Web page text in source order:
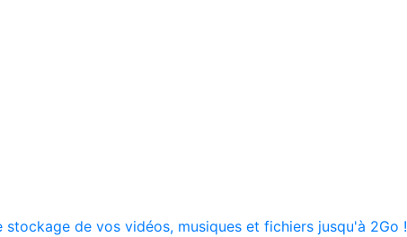
stockage de vos vidéos, musiques et fichiers jusqu'à 2Go !